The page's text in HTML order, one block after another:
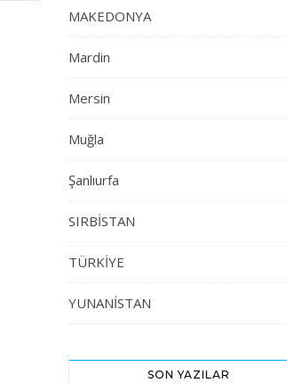
MAKEDONYA
Mardin
Mersin
Muğla
Şanlıurfa
SIRBİSTAN
TÜRKİYE
YUNANİSTAN
SON YAZILAR